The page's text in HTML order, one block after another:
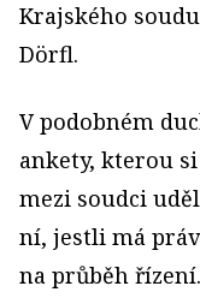
Krajského
Dörfl.
V podobném
ankety, kterou
mezi soudci
ní, jestli má
na průběh